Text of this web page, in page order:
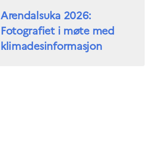
Arendalsuka 2026:
Fotografiet i møte med
klimadesinformasjon